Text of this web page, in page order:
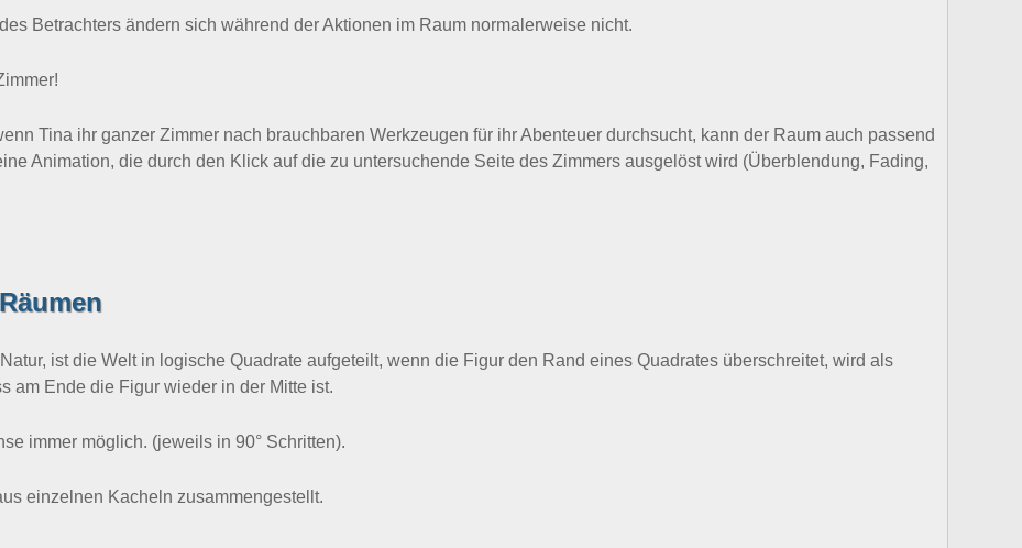
Betrachters ändern sich während der Aktionen im Raum normalerweise nicht.
Tina ihr ganzer Zimmer nach brauchbaren Werkzeugen für ihr Abenteuer durchsucht, kann der Raum auch passend
Animation, die durch den Klick auf die zu untersuchende Seite des Zimmers ausgelöst wird (Überblendung, Fading,
ist die Welt in logische Quadrate aufgeteilt, wenn die Figur den Rand eines Quadrates überschreitet, wird als
am Ende die Figur wieder in der Mitte ist.
immer möglich. (jeweils in 90° Schritten).
einzelnen Kacheln zusammengestellt.